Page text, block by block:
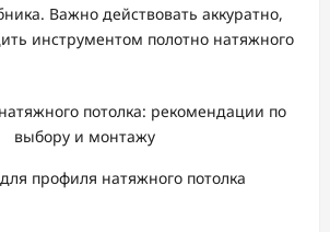
Важно действовать аккуратно,
инструментом полотно натяжного
профиля натяжного потолка